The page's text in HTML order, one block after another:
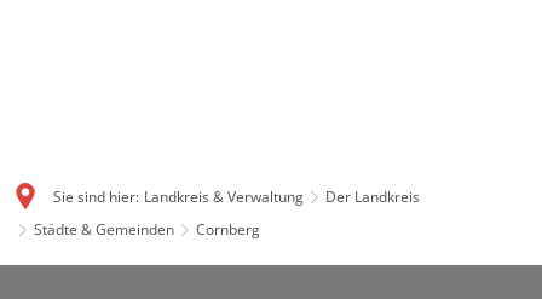
Sie sind hier: Landkreis & Verwaltung
Der Landkreis
Städte & Gemeinden
Cornberg